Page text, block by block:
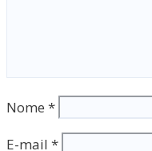
Nome *
E-mail *